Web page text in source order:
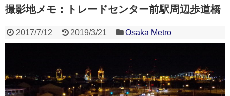
撮影地メモ：トレードセンター前駅周辺歩道橋
2017/7/12 2019/3/21 Osaka Metro